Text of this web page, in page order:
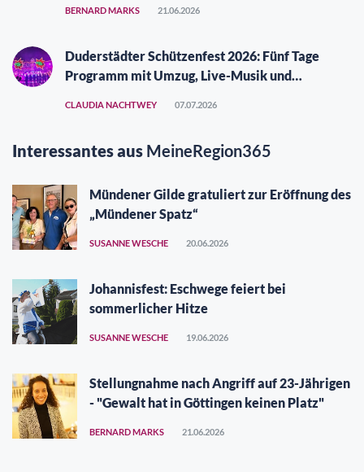
BERNARD MARKS 21.06.2026
Duderstädter Schützenfest 2026: Fünf Tage
Programm mit Umzug, Live-Musik und
CLAUDIA NACHTWEY 07.07.2026
Interessantes aus MeineRegion365
Mündener Gilde gratuliert zur Eröffnung des
„Mündener Spatz“
SUSANNE WESCHE 20.06.2026
Johannisfest: Eschwege feiert bei
sommerlicher Hitze
SUSANNE WESCHE 19.06.2026
Stellungnahme nach Angriff auf 23-Jährigen
- "Gewalt hat in Göttingen keinen Platz"
BERNARD MARKS 21.06.2026